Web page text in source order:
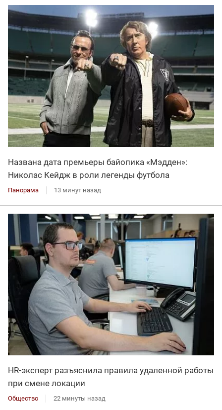
Названа дата премьеры байопика «Мэдден»:
Николас Кейдж в роли легенды футбола
Панорама 13 минут назад
HR-эксперт разъяснила правила удаленной работы
при смене локации
Общество 22 минуты назад